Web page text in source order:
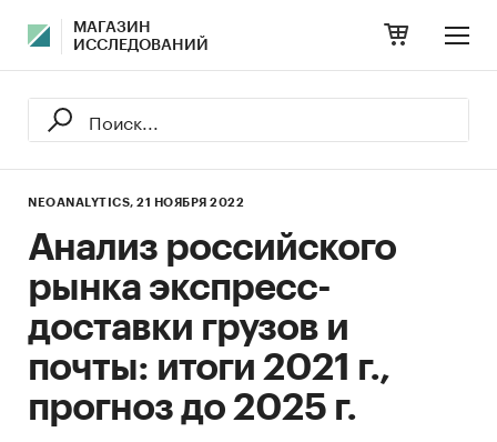
МАГАЗИН
ИССЛЕДОВАНИЙ
NEOANALYTICS, 21 НОЯБРЯ 2022
Анализ российского
рынка экспресс-
доставки грузов и
почты: итоги 2021 г.,
прогноз до 2025 г.